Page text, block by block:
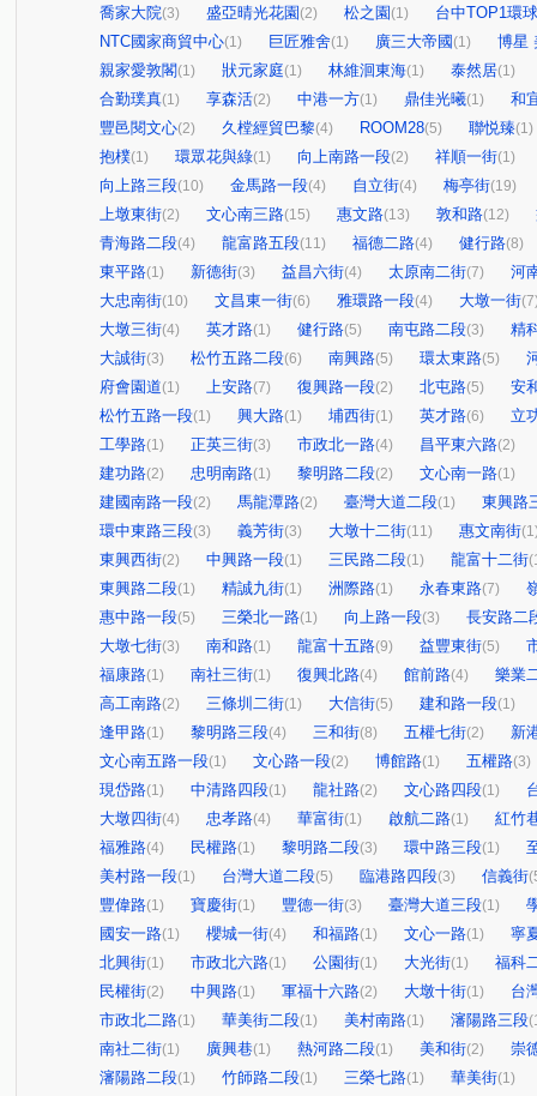
喬家大院(3) 盛亞晴光花園 (2) 松之園 (1)
台中TOP1環
NTC國家商貿中心(1) 巨匠雅舍(1) 廣三大帝國 (1)
博星
親家愛敦閣(1) 狀元家庭(1) 林維洄東海(1) 泰然居(1)
合勤璞真(1) 享森活(2) 中港一方(1) 鼎佳光曦(1)
和
豐邑閱文心(2) 久樘經貿巴黎(4) ROOM28(5) 聯悦臻(1)
抱樸(1) 環眾花與綠(1) 向上南路一段(2) 祥順一街(1)
向上路三段(10) 金馬路一段(4) 自立街(4) 梅亭街(19)
上墩東街(2) 文心南三路(15) 惠文路(13) 敦和路(12)
青海路二段(4) 龍富路五段(11) 福德二路(4) 健行路(8)
東平路(1) 新德街(3) 益昌六街(4) 太原南二街(7)
河
大忠南街(10) 文昌東一街(6) 雅環路一段(4) 大墩一街
大墩三街(4) 英才路(1) 健行路(5) 南屯路二段(3)
精
大誠街(3) 松竹五路二段(6) 南興路(5) 環太東路(5)
府會園道(1) 上安路(7) 復興路一段(2) 北屯路(5)
安
松竹五路一段(1) 興大路(1) 埔西街(1) 英才路(6)
立
工學路(1) 正英三街(3) 市政北一路(4) 昌平東六路(2)
建功路(2) 忠明南路(1) 黎明路二段(2) 文心南一路(1)
建國南路一段(2) 馬龍潭路(2) 臺灣大道二段(1)
東興路
環中東路三段(3) 義芳街(3) 大墩十二街(11) 惠文南街
東興西街(2) 中興路一段(1) 三民路二段(1) 龍富十二街
東興路二段(1) 精誠九街(1) 洲際路(1) 永春東路(7)
惠中路一段(5) 三榮北一路(1) 向上路一段(3)
長安路二
大墩七街(3) 南和路(1) 龍富十五路(9) 益豐東街(5)
福康路(1) 南社三街(1) 復興北路(4) 館前路(4)
樂業
高工南路(2) 三條圳二街(1) 大信街(5) 建和路一段(1)
逢甲路(1) 黎明路三段(4) 三和街(8) 五權七街(2)
新
文心南五路一段(1) 文心路一段(2) 博館路(1) 五權路(3)
現岱路(1) 中清路四段(1) 龍社路(2) 文心路四段(1)
大墩四街(4) 忠孝路(4) 華富街(1) 啟航二路(1)
紅竹
福雅路(4) 民權路(1) 黎明路二段(3) 環中路三段(1)
美村路一段(1) 台灣大道二段(5) 臨港路四段(3) 信義街
豐偉路(1) 寶慶街(1) 豐德一街(3) 臺灣大道三段(1)
國安一路(1) 櫻城一街(4) 和福路(1) 文心一路(1)
寧
北興街(1) 市政北六路(1) 公園街(1) 大光街(1)
福科
民權街(2) 中興路(1) 軍福十六路(2) 大墩十街(1)
台
市政北二路(1) 華美街二段(1) 美村南路(1) 瀋陽路三段
南社二街(1) 廣興巷(1) 熱河路二段(1) 美和街(2)
崇
瀋陽路二段(1) 竹師路二段(1) 三榮七路(1) 華美街(1)